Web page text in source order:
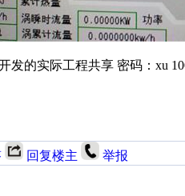
发的实际工程共享 密码：xu
回复楼主 举报